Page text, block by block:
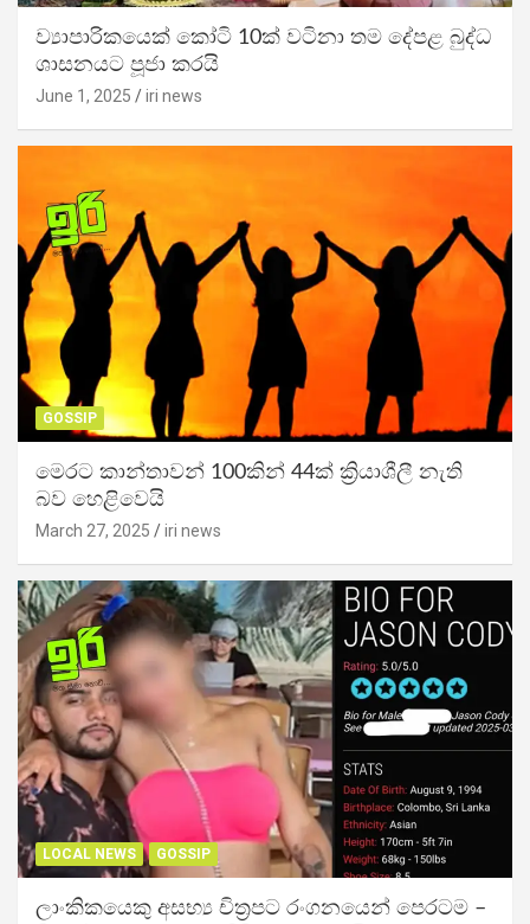
ව්‍යාපාරිකයෙක් කෝටි 10ක් වටිනා තම දේපළ බුද්ධ
ශාසනයට පූජා කරයි
June 1, 2025 iri news
GOSSIP
මෙරට කාන්තාවන් 100කින් 44ක් ක්‍රියාශීලී නැති
බව හෙළිවෙයි
March 27, 2025 iri news
LOCAL NEWS GOSSIP
ලාංකිකයෙකු අසභ්‍ය චිත්‍රපට රංගනයෙන් පෙරටම –